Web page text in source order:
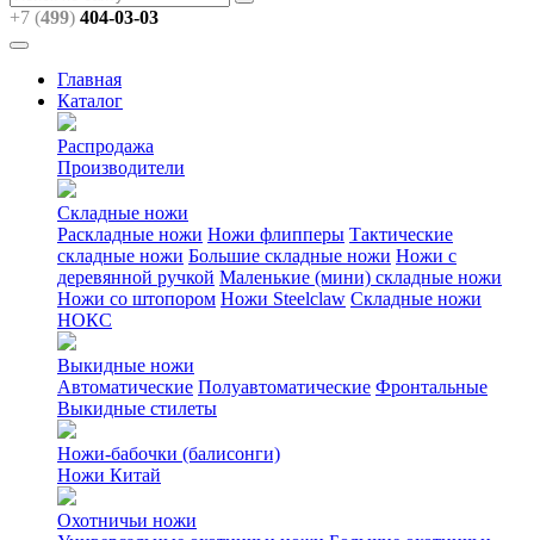
+7 (499) 404-03-03
Главная
Каталог
Распродажа
Производители
Складные ножи
Раскладные ножи Ножи флипперы Тактические
складные ножи Большие складные ножи Ножи с
деревянной ручкой Маленькие (мини) складные ножи
Ножи со штопором Ножи Steelclaw Складные ножи
НОКС
Выкидные ножи
Автоматические Полуавтоматические Фронтальные
Выкидные стилеты
Ножи-бабочки (балисонги)
Ножи Китай
Охотничьи ножи